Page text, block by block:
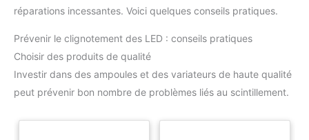
réparations incessantes. Voici quelques conseils pratiques.
Prévenir le clignotement des LED : conseils pratiques
Choisir des produits de qualité
Investir dans des ampoules et des variateurs de haute qualité
peut prévenir bon nombre de problèmes liés au scintillement.